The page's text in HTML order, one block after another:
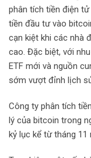
phân tích tiền điện
tiền đầu tư vào
cạn kiệt khi các nhà
cao. Đặc biệt, với
ETF mới và nguồn
sớm vượt đỉnh lịch
Công ty phân tích
lý của bitcoin trong
kỷ lục kể từ tháng 11